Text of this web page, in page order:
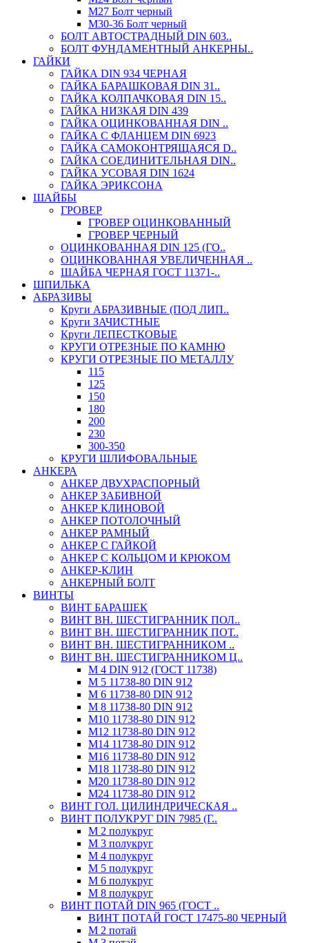
М27 Болт черный
М30-36 Болт черный
БОЛТ АВТОСТРАДНЫЙ DIN 603..
БОЛТ ФУНДАМЕНТНЫЙ АНКЕРНЫ..
ГАЙКИ
ГАЙКА DIN 934 ЧЕРНАЯ
ГАЙКА БАРАШКОВАЯ DIN 31..
ГАЙКА КОЛПАЧКОВАЯ DIN 15..
ГАЙКА НИЗКАЯ DIN 439
ГАЙКА ОЦИНКОВАННАЯ DIN ..
ГАЙКА С ФЛАНЦЕМ DIN 6923
ГАЙКА САМОКОНТРЯЩАЯСЯ D..
ГАЙКА СОЕДИНИТЕЛЬНАЯ DIN..
ГАЙКА УСОВАЯ DIN 1624
ГАЙКА ЭРИКСОНА
ШАЙБЫ
ГРОВЕР
ГРОВЕР ОЦИНКОВАННЫЙ
ГРОВЕР ЧЕРНЫЙ
ОЦИНКОВАННАЯ DIN 125 (ГО..
ОЦИНКОВАННАЯ УВЕЛИЧЕННАЯ ..
ШАЙБА ЧЕРНАЯ ГОСТ 11371-..
ШПИЛЬКА
АБРАЗИВЫ
Круги АБРАЗИВНЫЕ (ПОД ЛИП..
Круги ЗАЧИСТНЫЕ
Круги ЛЕПЕСТКОВЫЕ
КРУГИ ОТРЕЗНЫЕ ПО КАМНЮ
КРУГИ ОТРЕЗНЫЕ ПО МЕТАЛЛУ
115
125
150
180
200
230
300-350
КРУГИ ШЛИФОВАЛЬНЫЕ
АНКЕРА
АНКЕР ДВУХРАСПОРНЫЙ
АНКЕР ЗАБИВНОЙ
АНКЕР КЛИНОВОЙ
АНКЕР ПОТОЛОЧНЫЙ
АНКЕР РАМНЫЙ
АНКЕР С ГАЙКОЙ
АНКЕР С КОЛЬЦОМ И КРЮКОМ
АНКЕР-КЛИН
АНКЕРНЫЙ БОЛТ
ВИНТЫ
ВИНТ БАРАШЕК
ВИНТ ВН. ШЕСТИГРАННИК ПОЛ..
ВИНТ ВН. ШЕСТИГРАННИК ПОТ..
ВИНТ ВН. ШЕСТИГРАННИКОМ ..
ВИНТ ВН. ШЕСТИГРАННИКОМ Ц..
М 4 DIN 912 (ГОСТ 11738)
М 5 11738-80 DIN 912
М 6 11738-80 DIN 912
М 8 11738-80 DIN 912
М10 11738-80 DIN 912
М12 11738-80 DIN 912
М14 11738-80 DIN 912
М16 11738-80 DIN 912
М18 11738-80 DIN 912
М20 11738-80 DIN 912
М24 11738-80 DIN 912
ВИНТ ГОЛ. ЦИЛИНДРИЧЕСКАЯ ..
ВИНТ ПОЛУКРУГ DIN 7985 (Г..
М 2 полукруг
М 3 полукруг
М 4 полукруг
М 5 полукруг
М 6 полукруг
М 8 полукруг
ВИНТ ПОТАЙ DIN 965 (ГОСТ ..
ВИНТ ПОТАЙ ГОСТ 17475-80 ЧЕРНЫЙ
М 2 потай